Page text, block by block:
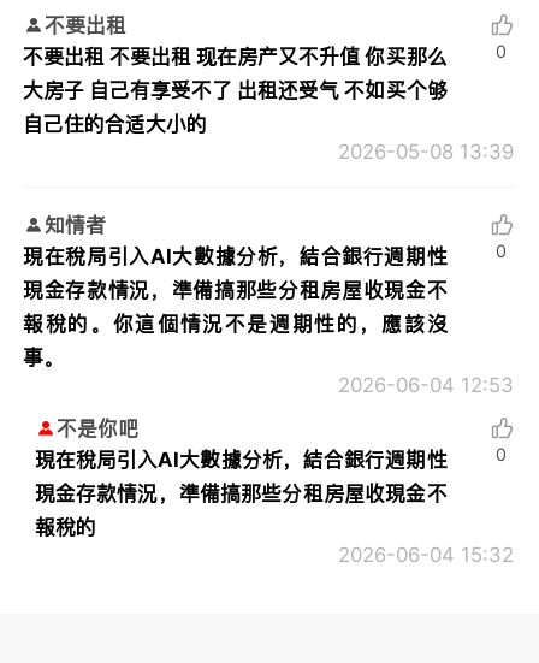
不要出租
不要出租 不要出租 现在房产又不升值 你买那么
大房子 自己有享受不了 出租还受气 不如买个够
自己住的合适大小的
2026-05-08 13:39
0
知情者
現在稅局引入AI大數據分析，結合銀行週期性
現金存款情況，準備搞那些分租房屋收現金不
報稅的。你這個情況不是週期性的，應該沒
事。
2026-06-04 12:53
0
不是你吧
現在稅局引入AI大數據分析，結合銀行週期性
現金存款情況，準備搞那些分租房屋收現金不
報稅的
2026-06-04 15:32
0